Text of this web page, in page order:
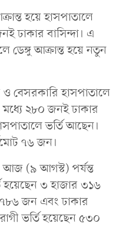
হয়ে হাসপাতালে
ঢাকার বাসিন্দা। এ
ডেঙ্গু আক্রান্ত হয়ে নতুন
ও বেসরকারি হাসপাতালে
২৮০ জনই ঢাকার
ভর্তি আছেন।
৭৬ জন।
আজ (৯ আগস্ট) পর্যন্ত
হয়েছেন ৩ হাজার ৩১৬
জন এবং ঢাকার
ভর্তি হয়েছেন ৫৩০